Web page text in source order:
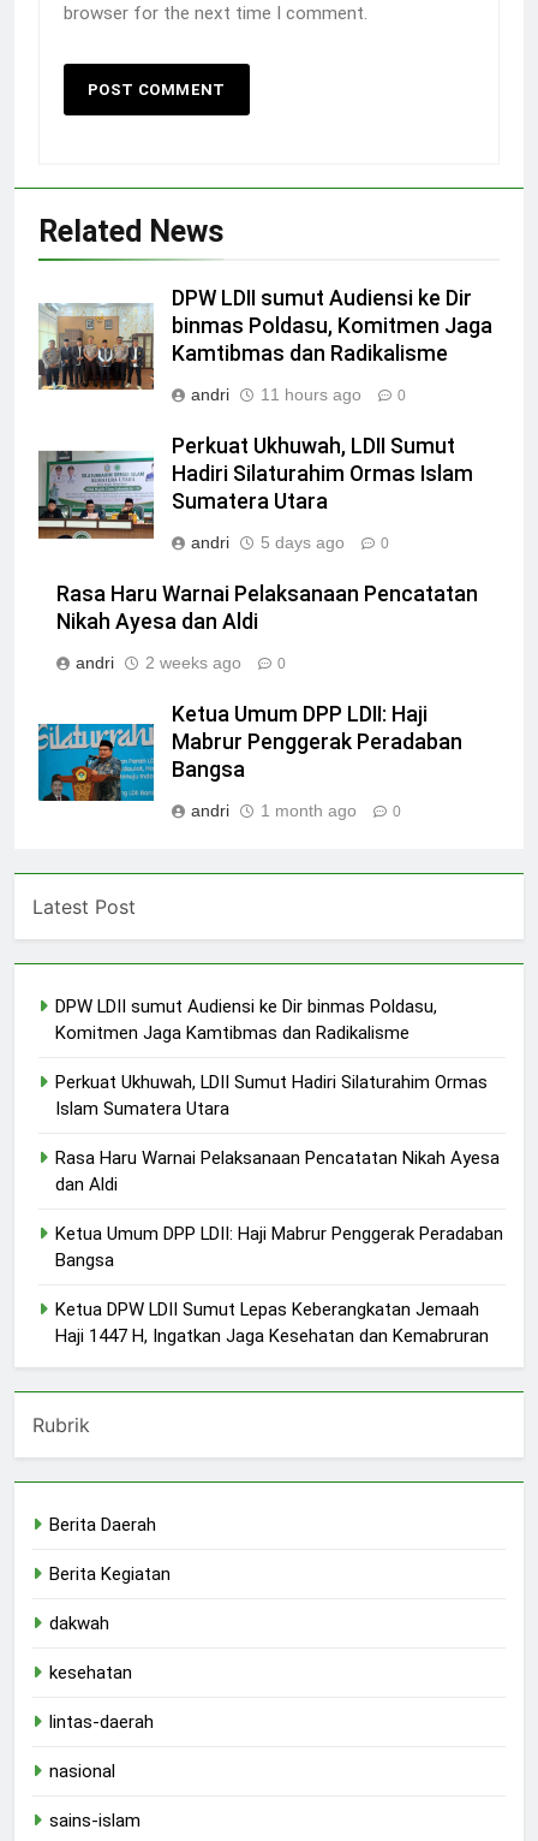
browser for the next time I comment.
Related News
DPW LDII sumut Audiensi ke Dir
binmas Poldasu, Komitmen Jaga
Kamtibmas dan Radikalisme
andri 11 hours ago 0
Perkuat Ukhuwah, LDII Sumut
Hadiri Silaturahim Ormas Islam
Sumatera Utara
andri 5 days ago 0
Rasa Haru Warnai Pelaksanaan Pencatatan
Nikah Ayesa dan Aldi
andri 2 weeks ago 0
Ketua Umum DPP LDII: Haji
Mabrur Penggerak Peradaban
Bangsa
andri 1 month ago 0
Latest Post
DPW LDII sumut Audiensi ke Dir binmas Poldasu,
Komitmen Jaga Kamtibmas dan Radikalisme
Perkuat Ukhuwah, LDII Sumut Hadiri Silaturahim Ormas
Islam Sumatera Utara
Rasa Haru Warnai Pelaksanaan Pencatatan Nikah Ayesa
dan Aldi
Ketua Umum DPP LDII: Haji Mabrur Penggerak Peradaban
Bangsa
Ketua DPW LDII Sumut Lepas Keberangkatan Jemaah
Haji 1447 H, Ingatkan Jaga Kesehatan dan Kemabruran
Rubrik
Berita Daerah
Berita Kegiatan
dakwah
kesehatan
lintas-daerah
nasional
sains-islam